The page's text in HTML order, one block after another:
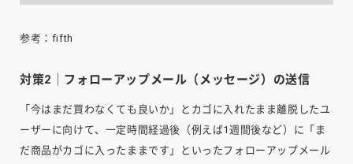
参考：fifth
対策2｜フォローアップメール（メッセージ）の送信
「今はまだ買わなくても良いか」とカゴに入れたまま離脱したユ
ーザーに向けて、一定時間経過後（例えば1週間後など）に「ま
だ商品がカゴに入ったままです」といったフォローアップメール